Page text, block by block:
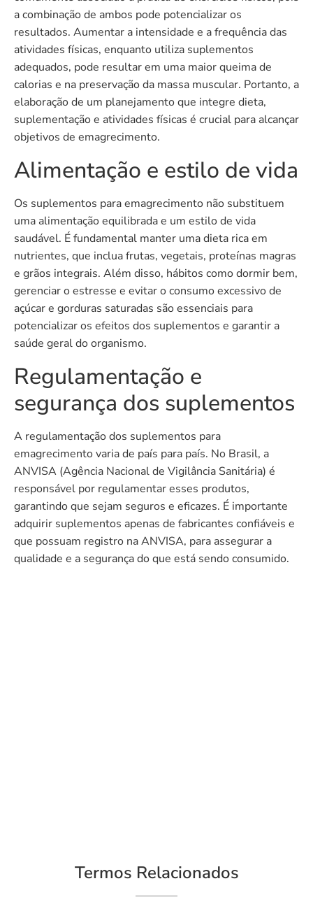
a combinação de ambos pode potencializar os
resultados. Aumentar a intensidade e a frequência das
atividades físicas, enquanto utiliza suplementos
adequados, pode resultar em uma maior queima de
calorias e na preservação da massa muscular. Portanto, a
elaboração de um planejamento que integre dieta,
suplementação e atividades físicas é crucial para alcançar
objetivos de emagrecimento.
Alimentação e estilo de vida
Os suplementos para emagrecimento não substituem
uma alimentação equilibrada e um estilo de vida
saudável. É fundamental manter uma dieta rica em
nutrientes, que inclua frutas, vegetais, proteínas magras
e grãos integrais. Além disso, hábitos como dormir bem,
gerenciar o estresse e evitar o consumo excessivo de
açúcar e gorduras saturadas são essenciais para
potencializar os efeitos dos suplementos e garantir a
saúde geral do organismo.
Regulamentação e
segurança dos suplementos
A regulamentação dos suplementos para
emagrecimento varia de país para país. No Brasil, a
ANVISA (Agência Nacional de Vigilância Sanitária) é
responsável por regulamentar esses produtos,
garantindo que sejam seguros e eficazes. É importante
adquirir suplementos apenas de fabricantes confiáveis e
que possuam registro na ANVISA, para assegurar a
qualidade e a segurança do que está sendo consumido.
Termos Relacionados